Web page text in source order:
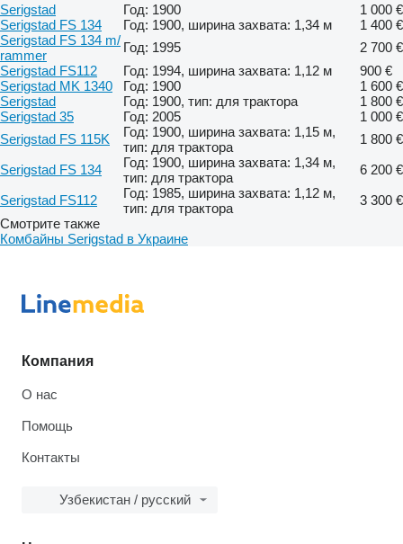
Serigstad Год: 1900
1 000 €
Serigstad FS 134
Год: 1900, ширина захвата: 1,34 м
1 400 €
Serigstad FS 134 m/
rammer
Год: 1995
2 700 €
Serigstad FS112
Год: 1994, ширина захвата: 1,12 м
900 €
Serigstad MK 1340
Год: 1900
1 600 €
Serigstad
Год: 1900, тип: для трактора
1 800 €
Serigstad 35
Год: 2005
1 000 €
Serigstad FS 115K
Год: 1900, ширина захвата: 1,15 м,
тип: для трактора
1 800 €
Serigstad FS 134
Год: 1900, ширина захвата: 1,34 м,
тип: для трактора
6 200 €
Serigstad FS112
Год: 1985, ширина захвата: 1,12 м,
тип: для трактора
3 300 €
Смотрите также
Комбайны Serigstad в Украине
Компания
О нас
Помощь
Контакты
Узбекистан / русский